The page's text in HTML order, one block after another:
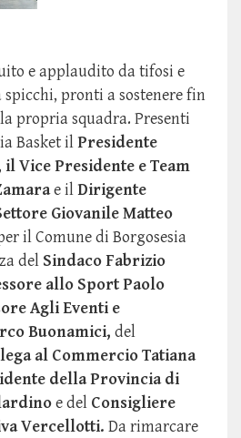
e applaudito da tifosi e
pronti a sostenere fin
propria squadra. Presenti
Basket ilPresidente
il Vice Presidente e Team
e ilDirigente
Giovanile Matteo
il Comune di Borgosesia
del Sindaco Fabrizio
allo Sport Paolo
Agli Eventi e
Buonamici, del
al Commercio Tatiana
della Provincia di
e del Consigliere
Vercellotti. Da rimarcare